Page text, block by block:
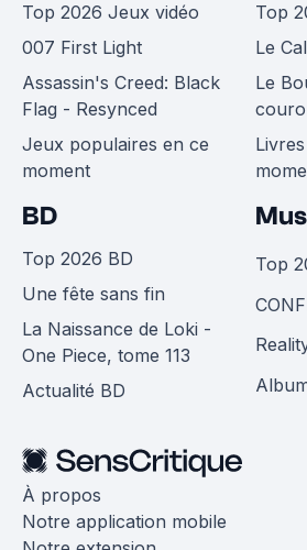
Top 2026 Jeux vidéo
007 First Light
Assassin's Creed: Black
Flag - Resynced
Jeux populaires en ce
moment
Top
Le
Le
BD
Top 2026 BD
Une fête sans fin
La Naissance de Loki -
One Piece, tome 113
Actualité BD
Top
À propos
Notre application mobile